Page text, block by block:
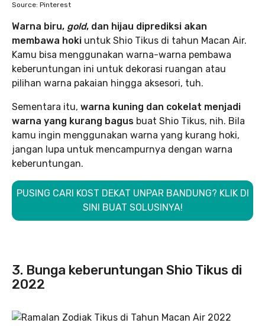
Source: Pinterest
Warna biru, gold, dan hijau diprediksi akan
membawa hoki untuk Shio Tikus di tahun Macan Air.
Kamu bisa menggunakan warna-warna pembawa
keberuntungan ini untuk dekorasi ruangan atau
pilihan warna pakaian hingga aksesori, tuh.
Sementara itu, warna kuning dan cokelat menjadi
warna yang kurang bagus buat Shio Tikus, nih. Bila
kamu ingin menggunakan warna yang kurang hoki,
jangan lupa untuk mencampurnya dengan warna
keberuntungan.
PUSING CARI KOST DEKAT UNPAR BANDUNG? KLIK DI
SINI BUAT SOLUSINYA!
3. Bunga keberuntungan Shio Tikus di
2022